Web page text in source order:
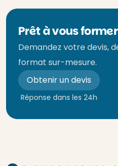
Prêt à vous
Demandez votre devis,
format sur-mesure.
Obtenir un devis
Réponse dans les 24h